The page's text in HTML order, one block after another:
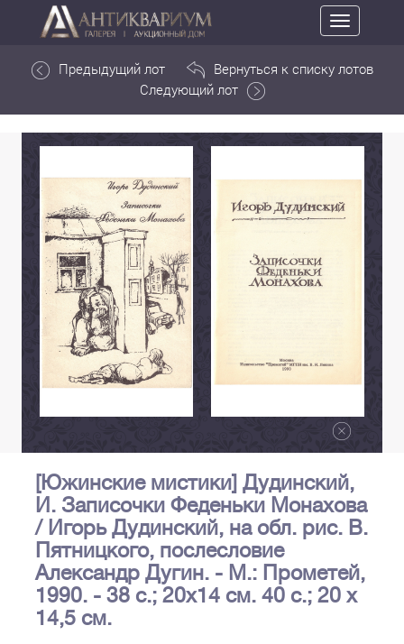
Toggle
navigation
Предыдущий лот
Вернуться к списку лотов
Следующий лот
[Южинские мистики] Дудинский,
И. Записочки Феденьки Монахова
/ Игорь Дудинский, на обл. рис. В.
Пятницкого, послесловие
Александр Дугин. - М.: Прометей,
1990. - 38 с.; 20х14 см. 40 с.; 20 х
14,5 см.